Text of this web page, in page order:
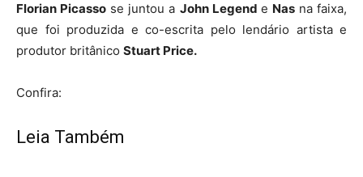
Florian Picasso se juntou a John Legend e Nasna faixa,
que foi produzida e co-escrita pelo lendário artista e
produtor britânico Stuart Price.
Confira:
Leia Também